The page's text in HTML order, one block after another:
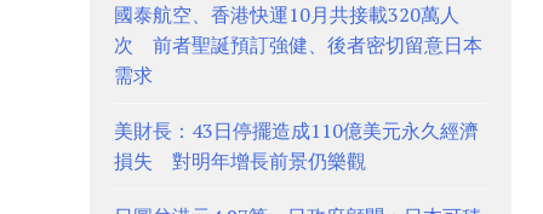
國泰航空、香港快運10月共接載320萬人
次 前者聖誕預訂強健、後者密切留意日本
需求
美財長：43日停擺造成110億美元永久經濟
損失 對明年增長前景仍樂觀